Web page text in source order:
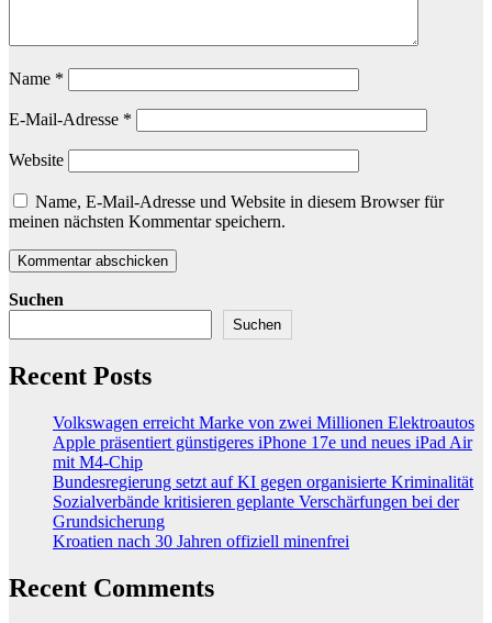
Name *
E-Mail-Adresse *
Website
Name, E-Mail-Adresse und Website in diesem Browser für
meinen nächsten Kommentar speichern.
Suchen
Suchen
Recent Posts
Volkswagen erreicht Marke von zwei Millionen Elektroautos
Apple präsentiert günstigeres iPhone 17e und neues iPad Air
mit M4-Chip
Bundesregierung setzt auf KI gegen organisierte Kriminalität
Sozialverbände kritisieren geplante Verschärfungen bei der
Grundsicherung
Kroatien nach 30 Jahren offiziell minenfrei
Recent Comments